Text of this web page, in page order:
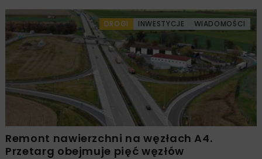
DROGI INWESTYCJE WIADOMOŚCI
Remont nawierzchni na węzłach A4.
Przetarg obejmuje pięć węzłów